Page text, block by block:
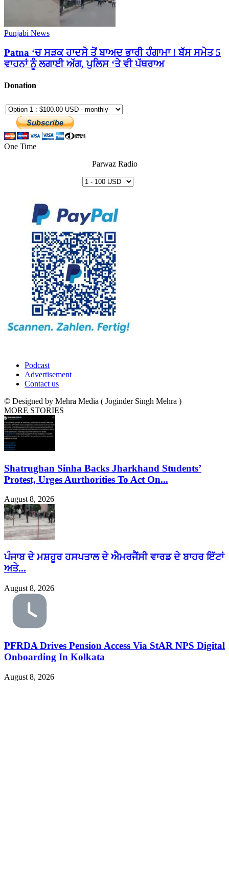
Punjabi News
Patna ‘ਚ ਸੜਕ ਹਾਦਸੇ ਤੋਂ ਬਾਅਦ ਭਾਰੀ ਹੰਗਾਮਾ ! ਬੱਸ ਸਮੇਤ 5
ਵਾਹਨਾਂ ਨੂੰ ਲਗਾਈ ਅੱਗ, ਪੁਲਿਸ ‘ਤੇ ਵੀ ਪੱਥਰਾਅ
Donation
One Time
Parwaz Radio
Podcast
Advertisement
Contact us
© Designed by Mehra Media ( Joginder Singh Mehra )
MORE STORIES
Shatrughan Sinha Backs Jharkhand Students’
Protest, Urges Aurthorities To Act On...
August 8, 2026
ਪੰਜਾਬ ਦੇ ਮਸ਼ਹੂਰ ਹਸਪਤਾਲ ਦੇ ਐਮਰਜੈਂਸੀ ਵਾਰਡ ਦੇ ਬਾਹਰ ਇੱਟਾਂ
ਅਤੇ...
August 8, 2026
PFRDA Drives Pension Access Via StAR NPS Digital
Onboarding In Kolkata
August 8, 2026